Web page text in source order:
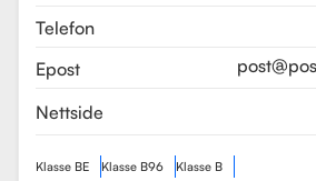
Telefon
Epost
Nettside
Klasse BE Klasse B96 Klasse B